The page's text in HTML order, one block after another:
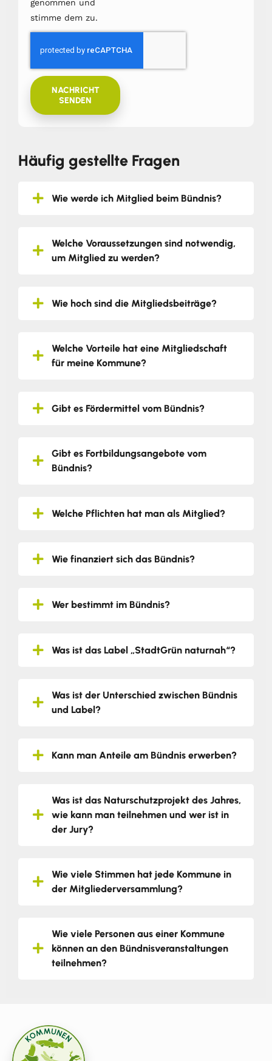
genommen und
stimme dem zu.
NACHRICHT
SENDEN
Häufig gestellte Fragen
Wie werde ich Mitglied beim Bündnis?
Welche Voraussetzungen sind notwendig,
um Mitglied zu werden?
Wie hoch sind die Mitgliedsbeiträge?
Welche Vorteile hat eine Mitgliedschaft
für meine Kommune?
Gibt es Fördermittel vom Bündnis?
Gibt es Fortbildungsangebote vom
Bündnis?
Welche Pflichten hat man als Mitglied?
Wie finanziert sich das Bündnis?
Wer bestimmt im Bündnis?
Was ist das Label „StadtGrün naturnah“?
Was ist der Unterschied zwischen Bündnis
und Label?
Kann man Anteile am Bündnis erwerben?
Was ist das Naturschutzprojekt des Jahres,
wie kann man teilnehmen und wer ist in
der Jury?
Wie viele Stimmen hat jede Kommune in
der Mitgliederversammlung?
Wie viele Personen aus einer Kommune
können an den Bündnisveranstaltungen
teilnehmen?